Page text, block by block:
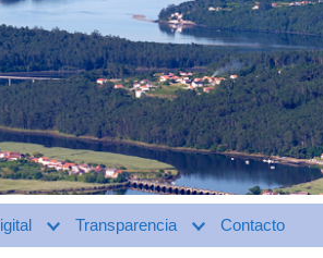
Transparencia Contacto